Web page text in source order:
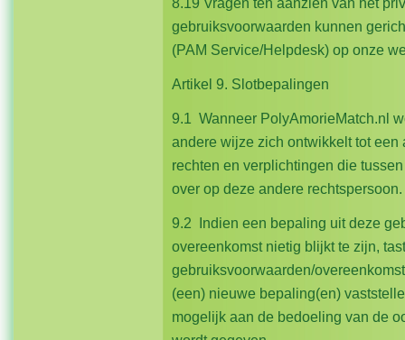
8.19 Vragen ten aanzien van het
gebruiksvoorwaarden kunnen
(PAM Service/Helpdesk) op onze
Artikel 9. Slotbepalingen
9.1 Wanneer PolyAmorieMatch.nl
andere wijze zich ontwikkelt tot
rechten en verplichtingen die
over op deze andere rechtspersoon.
9.2 Indien een bepaling uit deze
overeenkomst nietig blijkt te zijn,
gebruiksvoorwaarden/
(een) nieuwe bepaling(en)
mogelijk aan de bedoeling van de